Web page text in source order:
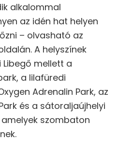
alkalommal
az idén hat helyen
– olvasható az
A helyszínek
mellett a
a lilafüredi
Adrenalin Park, az
és a sátoraljaújhelyi
szombaton